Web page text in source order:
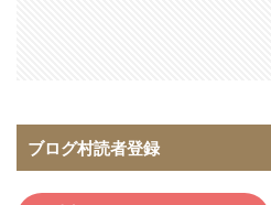
ブログ村読者登録